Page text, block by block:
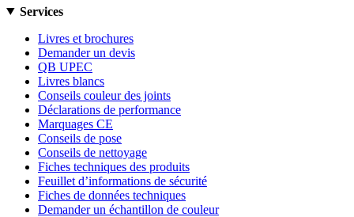
Services
Livres et brochures
Demander un devis
QB UPEC
Livres blancs
Conseils couleur des joints
Déclarations de performance
Marquages CE
Conseils de pose
Conseils de nettoyage
Fiches techniques des produits
Feuillet d’informations de sécurité
Fiches de données techniques
Demander un échantillon de couleur